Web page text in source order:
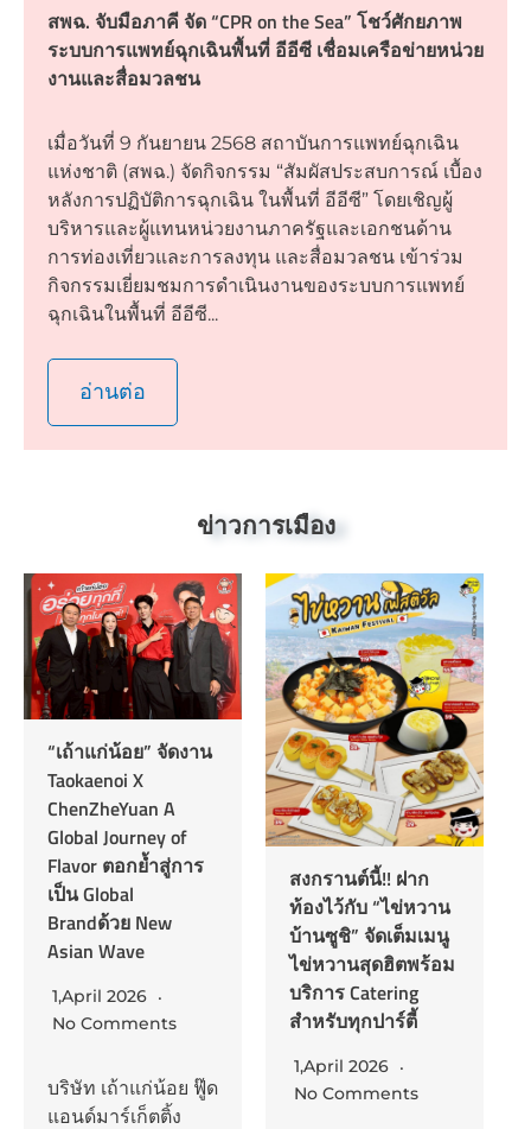
สพฉ. จับมือภาคี จัด “CPR on the Sea” โชว์ศักยภาพ
ระบบการแพทย์ฉุกเฉินพื้นที่ อีอีซี เชื่อมเครือข่ายหน่วย
งานและสื่อมวลชน
เมื่อวันที่ 9 กันยายน 2568 สถาบันการแพทย์ฉุกเฉิน
แห่งชาติ (สพฉ.) จัดกิจกรรม “สัมผัสประสบการณ์ เบื้อง
หลังการปฏิบัติการฉุกเฉิน ในพื้นที่ อีอีซี” โดยเชิญผู้
บริหารและผู้แทนหน่วยงานภาครัฐและเอกชนด้าน
การท่องเที่ยวและการลงทุน และสื่อมวลชน เข้าร่วม
กิจกรรมเยี่ยมชมการดำเนินงานของระบบการแพทย์
ฉุกเฉินในพื้นที่ อีอีซี...
อ่านต่อ
ข่าวการเมือง
“เถ้าแก่น้อย” จัดงาน
Taokaenoi X
ChenZheYuan A
Global Journey of
Flavor ตอกย้ำสู่การ
เป็น Global
Brandด้วย New
Asian Wave
1,April 2026
No Comments
บริษัท เถ้าแก่น้อย ฟู๊ด
แอนด์มาร์เก็ตติ้ง
สงกรานต์นี้!! ฝาก
ท้องไว้กับ “ไข่หวาน
บ้านซูชิ” จัดเต็มเมนู
ไข่หวานสุดฮิตพร้อม
บริการ Catering
สำหรับทุกปาร์ตี้
1,April 2026
No Comments